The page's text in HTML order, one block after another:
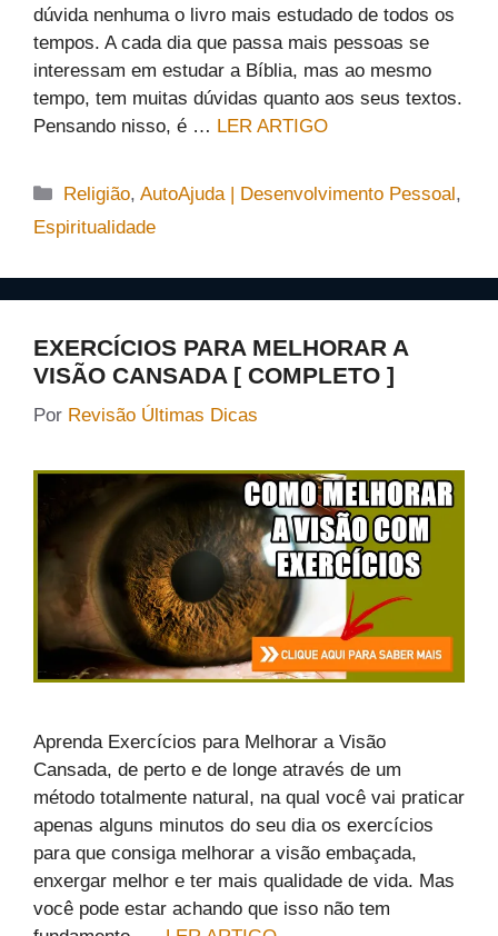
dúvida nenhuma o livro mais estudado de todos os
tempos. A cada dia que passa mais pessoas se
interessam em estudar a Bíblia, mas ao mesmo
tempo, tem muitas dúvidas quanto aos seus textos.
Pensando nisso, é … LER ARTIGO
Categorias
Religião,AutoAjuda | Desenvolvimento Pessoal,
Espiritualidade
EXERCÍCIOS PARA MELHORAR A
VISÃO CANSADA [ COMPLETO ]
Por Revisão Últimas Dicas
Aprenda Exercícios para Melhorar a Visão
Cansada, de perto e de longe através de um
método totalmente natural, na qual você vai praticar
apenas alguns minutos do seu dia os exercícios
para que consiga melhorar a visão embaçada,
enxergar melhor e ter mais qualidade de vida. Mas
você pode estar achando que isso não tem